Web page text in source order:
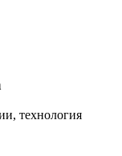
технология